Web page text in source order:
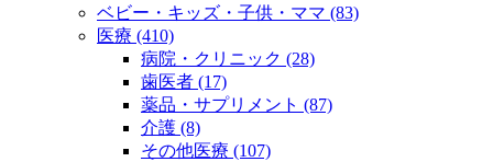
ベビー・キッズ・子供・ママ (83)
医療 (410)
病院・クリニック (28)
歯医者 (17)
薬品・サプリメント (87)
介護 (8)
その他医療 (107)